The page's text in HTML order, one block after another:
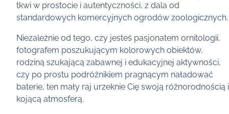
tkwi w prostocie i autentyczności, z dala od
standardowych komercyjnych ogrodów zoologicznych.
Niezależnie od tego, czy jesteś pasjonatem ornitologii,
fotografem poszukującym kolorowych obiektów,
rodziną szukającą zabawnej i edukacyjnej aktywności,
czy po prostu podróżnikiem pragnącym naładować
baterie, ten mały raj urzeknie Cię swoją różnorodnością i
kojącą atmosferą.